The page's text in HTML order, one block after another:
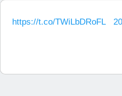
https://t.co/TWiLbDRoFL